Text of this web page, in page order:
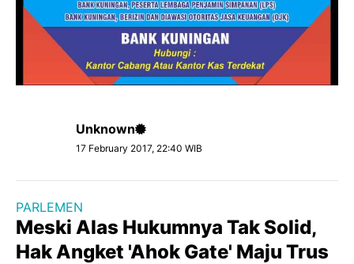
Unknown
17 February 2017, 22:40 WIB
PARLEMEN
Meski Alas Hukumnya Tak Solid,
Hak Angket 'Ahok Gate' Maju Trus